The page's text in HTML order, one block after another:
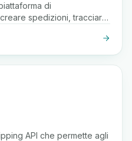
di
spedizioni, tracciare
API che permette agli